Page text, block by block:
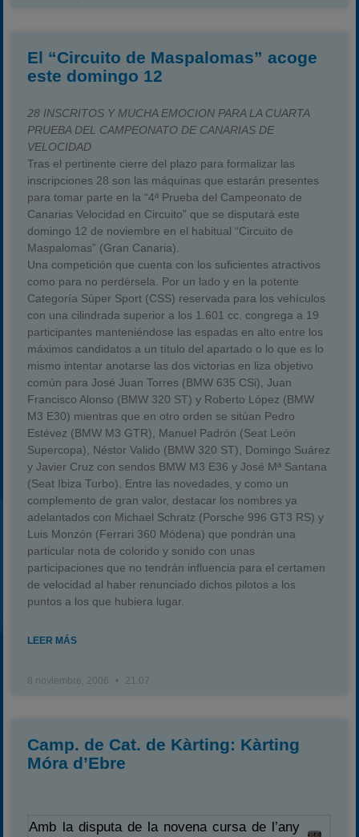
El “Circuito de Maspalomas” acoge
este domingo 12
28 INSCRITOS Y MUCHA EMOCION PARA LA CUARTA
PRUEBA DEL CAMPEONATO DE CANARIAS DE
VELOCIDAD
Tras el pertinente cierre del plazo para formalizar las
inscripciones 28 son las máquinas que estarán presentes
para tomar parte en la “4ª Prueba del Campeonato de
Canarias Velocidad en Circuito” que se disputará este
domingo 12 de noviembre en el habitual “Circuito de
Maspalomas” (Gran Canaria).
Una competición que cuenta con los suficientes atractivos
como para no perdérsela. Por un lado y en la potente
Categoría Súper Sport (CSS) reservada para los vehículos
con una cilindrada superior a los 1.601 cc. congrega a 19
participantes manteniéndose las espadas en alto entre los
máximos candidatos a un título del apartado o lo que es lo
mismo intentar anotarse las dos victorias en liza objetivo
común para José Juan Torres (BMW 635 CSi), Juan
Francisco Alonso (BMW 320 ST) y Roberto López (BMW
M3 E30) mientras que en otro orden se sitúan Pedro
Estévez (BMW M3 GTR), Manuel Padrón (Seat León
Supercopa), Néstor Valido (BMW 320 ST), Domingo Suárez
y Javier Cruz con sendos BMW M3 E36 y José Mª Santana
(Seat Ibiza Turbo). Entre las novedades, y como un
complemento de gran valor, destacar los nombres ya
adelantados con Michael Schratz (Porsche 996 GT3 RS) y
Luis Monzón (Ferrari 360 Módena) que pondrán una
particular nota de colorido y sonido con unas
participaciones que no tendrán influencia para el certamen
de velocidad al haber renunciado dichos pilotos a los
puntos a los que hubiera lugar.
LEER MÁS
8 noviembre, 2006 21:07
Camp. de Cat. de Kàrting: Kàrting
Móra d’Ebre
Amb la disputa de la novena cursa de l’any